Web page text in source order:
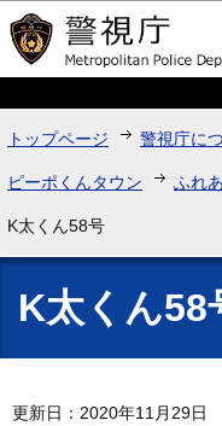
この
トップページ 警視庁に
ピーポくんタウン ふれ
K太くん58号
K太くん58
更新日：2020年11月29日